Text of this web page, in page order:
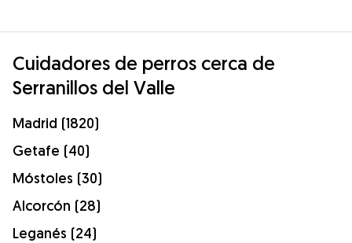
Cuidadores de perros cerca de
Serranillos del Valle
Madrid (1820)
Getafe (40)
Móstoles (30)
Alcorcón (28)
Leganés (24)